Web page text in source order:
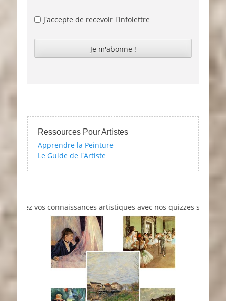
J'accepte de recevoir l'infolettre
Ressources Pour Artistes
Apprendre la Peinture
Le Guide de l'Artiste
vos connaissances artistiques avec nos quizzes sur